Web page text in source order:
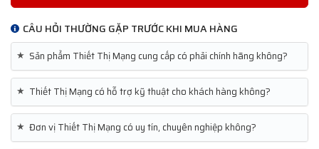
CÂU HỎI THƯỜNG GẶP TRƯỚC KHI MUA HÀNG
★ Sản phẩm Thiết Thị Mạng cung cấp có phải chính hãng không?
★ Thiết Thị Mạng có hỗ trợ kỹ thuật cho khách hàng không?
★ Đơn vị Thiết Thị Mạng có uy tín, chuyên nghiệp không?